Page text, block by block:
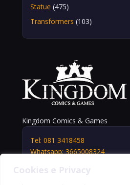
Statue (475)
Transformers (103)
Kingdom Comics & Games
Tel: 081 3418458
Whatsapp: 3665008324